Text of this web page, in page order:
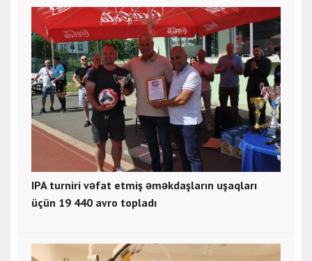
IPA turniri vəfat etmiş əməkdaşların uşaqları
üçün 19 440 avro topladı